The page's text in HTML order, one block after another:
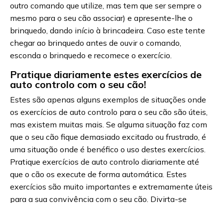
outro comando que utilize, mas tem que ser sempre o
mesmo para o seu cão associar) e apresente-lhe o
brinquedo, dando início à brincadeira. Caso este tente
chegar ao brinquedo antes de ouvir o comando,
esconda o brinquedo e recomece o exercício.
Pratique diariamente estes exercícios de
auto controlo com o seu cão!
Estes são apenas alguns exemplos de situações onde
os exercícios de auto controlo para o seu cão são úteis,
mas existem muitas mais. Se alguma situação faz com
que o seu cão fique demasiado excitado ou frustrado, é
uma situação onde é benéfico o uso destes exercícios.
Pratique exercícios de auto controlo diariamente até
que o cão os execute de forma automática. Estes
exercícios são muito importantes e extremamente úteis
para a sua convivência com o seu cão. Divirta-se